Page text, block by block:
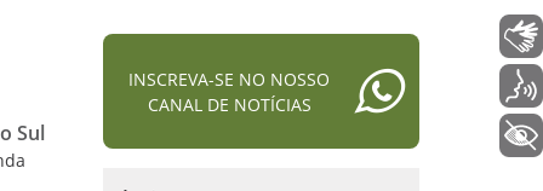
Sul
INSCREVA-SE NO NOSSO
CANAL DE NOTÍCIAS
Libras
+ Acessibilidade